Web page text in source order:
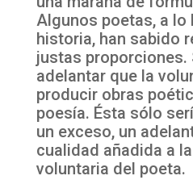
Algunos poetas, a lo
historia, han sabido
justas proporciones.
adelantar que la
producir obras
poesía. Ésta sólo
un exceso, un
cualidad añadida a
voluntaria del poeta.